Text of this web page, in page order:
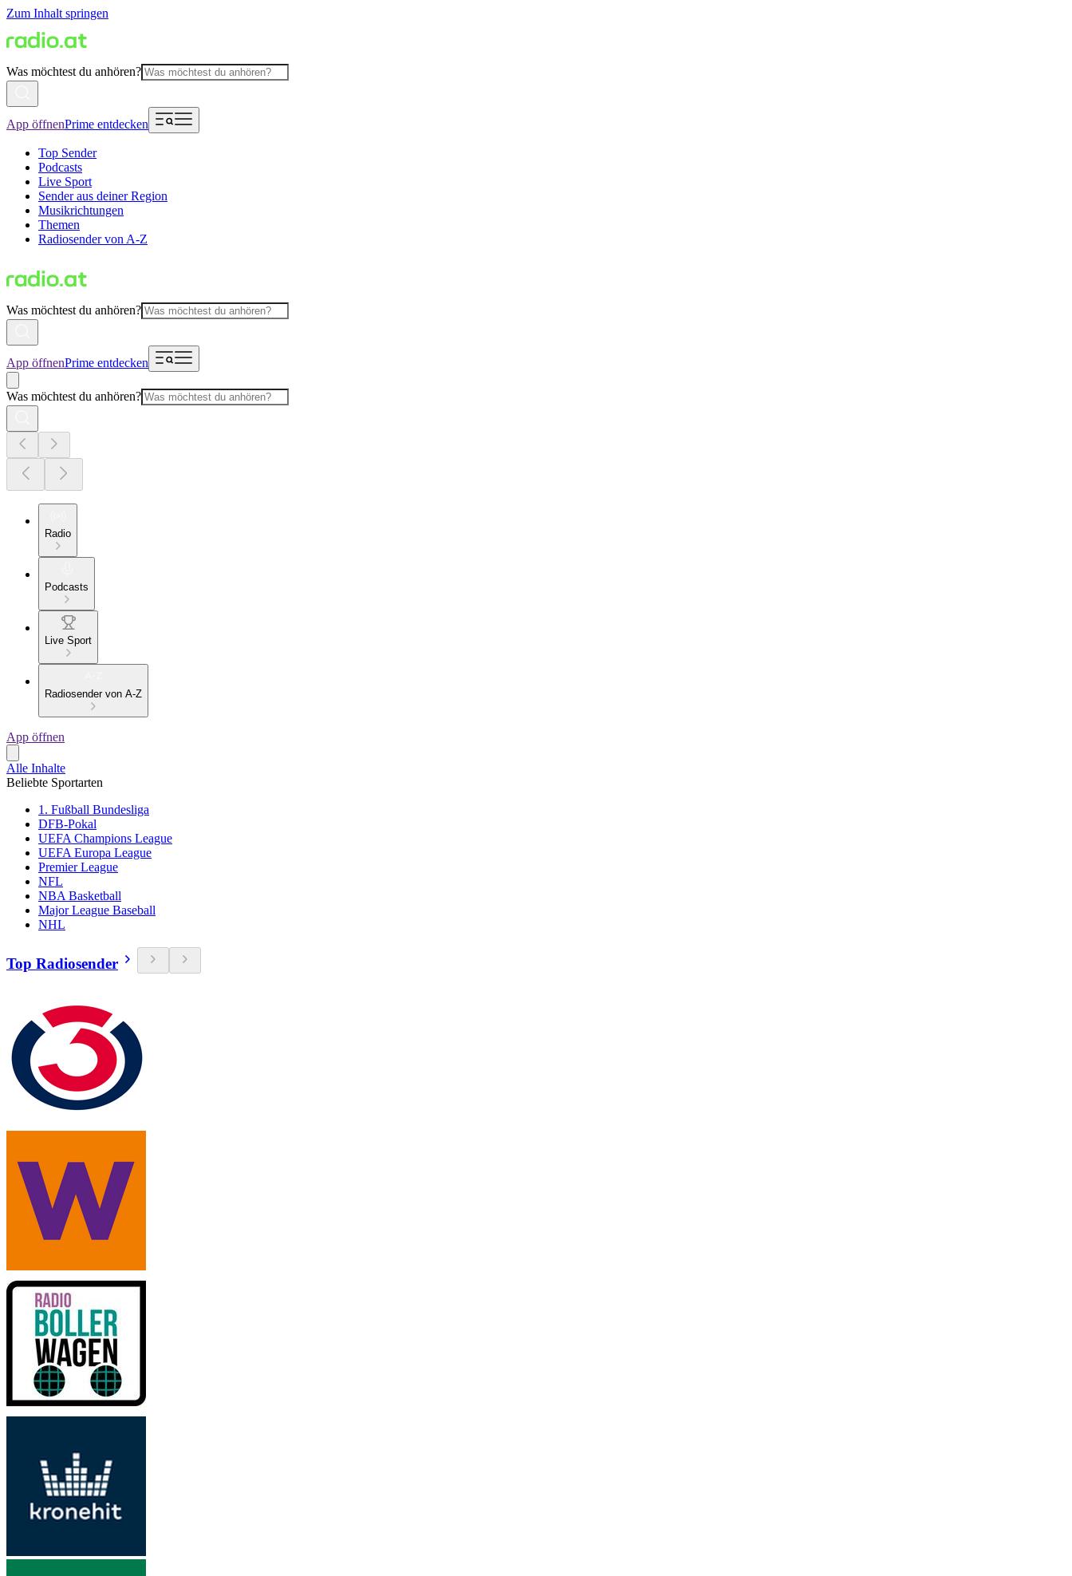
Zum Inhalt springen
Was möchtest du anhören?
App öffnenPrime entdecken
Top Sender
Podcasts
Live Sport
Sender aus deiner Region
Musikrichtungen
Themen
Radiosender von A-Z
Was möchtest du anhören?
App öffnenPrime entdecken
Was möchtest du anhören?
Radio
Podcasts
Live Sport
Radiosender von A-Z
App öffnen
Alle Inhalte
Beliebte Sportarten
1. Fußball Bundesliga
DFB-Pokal
UEFA Champions League
UEFA Europa League
Premier League
NFL
NBA Basketball
Major League Baseball
NHL
Top Radiosender